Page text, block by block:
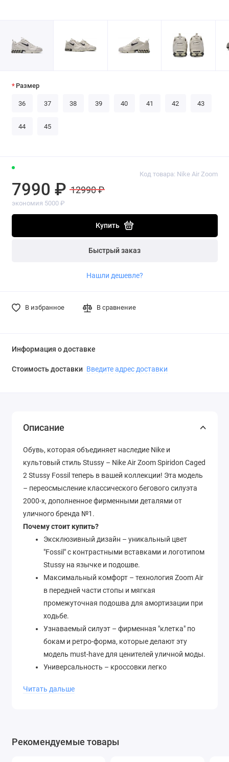
Код товара: Nike Air Zoom
7990 ₽ 12990 ₽
экономия 5000 ₽
Купить
Быстрый заказ
Нашли дешевле?
В избранное В сравнение
Размер
36 37 38 39 40 41 42 43
44 45
Информация о доставке
Стоимость доставки Введите адрес доставки
Описание
Обувь, которая объединяет наследие Nike и
культовый стиль Stussy – Nike Air Zoom Spiridon Caged
2 Stussy Fossil теперь в вашей коллекции! Эта модель
– переосмысление классического бегового силуэта
2000-х, дополненное фирменными деталями от
уличного бренда №1.
Почему стоит купить?
Эксклюзивный дизайн – уникальный цвет
"Fossil" с контрастными вставками и логотипом
Stussy на язычке и подошве.
Максимальный комфорт – технология Zoom Air
в передней части стопы и мягкая
промежуточная подошва для амортизации при
ходьбе.
Узнаваемый силуэт – фирменная "клетка" по
бокам и ретро-форма, которые делают эту
модель must-have для ценителей уличной моды.
Универсальность – кроссовки легко
спортивными брюками, подчеркивая ваш
синтетических материалов
Читать дальше
Рекомендуемые товары